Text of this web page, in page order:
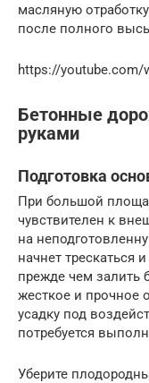
масляную
после полного
https://youtube.com/
Бетонные
руками
Подготовка
При большой
чувствителен к
на
начнет трескаться
прежде чем залить
жесткое и прочное
усадку под
потребуется
Уберите